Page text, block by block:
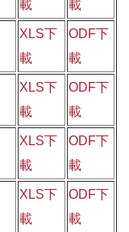
載
載
XLS下
載
ODF下
載
XLS下
載
ODF下
載
XLS下
載
ODF下
載
XLS下
載
ODF下
載